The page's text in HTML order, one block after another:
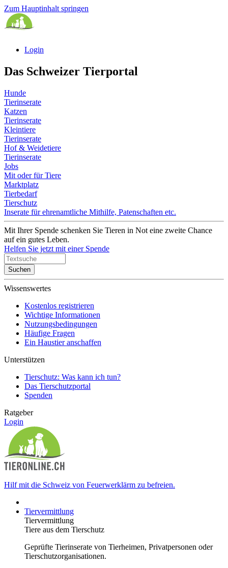
Zum Hauptinhalt springen
Login
Das Schweizer Tierportal
Hunde
Tierinserate
Katzen
Tierinserate
Kleintiere
Tierinserate
Hof & Weidetiere
Tierinserate
Jobs
Mit oder für Tiere
Marktplatz
Tierbedarf
Tierschutz
Inserate für ehrenamtliche Mithilfe, Patenschaften etc.
Mit Ihrer Spende schenken Sie Tieren in Not eine zweite Chance
auf ein gutes Leben.
Helfen Sie jetzt mit einer Spende
Suchen
Wissenswertes
Kostenlos registrieren
Wichtige Informationen
Nutzungsbedingungen
Häufige Fragen
Ein Haustier anschaffen
Unterstützen
Tierschutz: Was kann ich tun?
Das Tierschutzportal
Spenden
Ratgeber
Login
Hilf mit die Schweiz von Feuerwerklärm zu befreien.
Tiervermittlung
Tiervermittlung
Tiere aus dem Tierschutz
Geprüfte Tierinserate von Tierheimen, Privatpersonen oder
Tierschutzorganisationen.